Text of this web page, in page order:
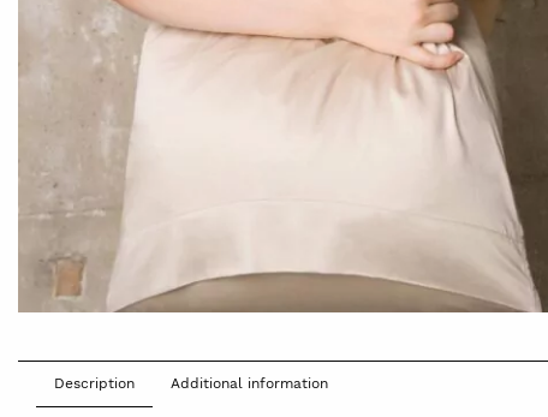
Description Additional information